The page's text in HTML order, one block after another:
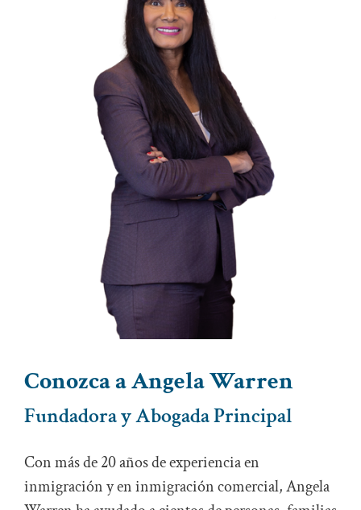
Conozca a Angela Warren
Fundadora y Abogada Principal
Con más de 20 años de experiencia en
inmigración y en inmigración comercial, Angela